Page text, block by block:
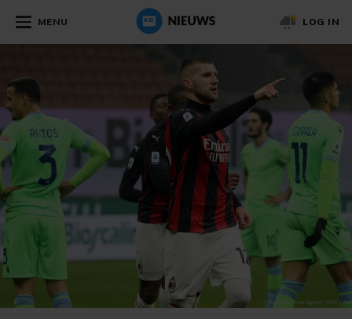
MENU LOG IN